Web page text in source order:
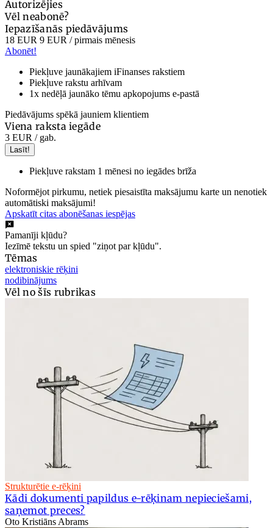
Autorizējies
Vēl neabonē?
Iepazīšanās piedāvājums
18 EUR 9 EUR / pirmais mēnesis
Abonēt!
Piekļuve jaunākajiem iFinanses rakstiem
Piekļuve rakstu arhīvam
1x nedēļā jaunāko tēmu apkopojums e-pastā
Piedāvājums spēkā jauniem klientiem
Viena raksta iegāde
3 EUR / gab.
Lasīt!
Piekļuve rakstam 1 mēnesi no iegādes brīža
Noformējot pirkumu, netiek piesaistīta maksājumu karte un nenotiek
automātiski maksājumi!
Apskatīt citas abonēšanas iespējas
Pamanīji kļūdu?
Iezīmē tekstu un spied "ziņot par kļūdu".
Tēmas
elektroniskie rēķini
nodibinājums
Vēl no šīs rubrikas
Strukturētie e-rēķini
Kādi dokumenti papildus e-rēķinam nepieciešami,
saņemot preces?
Oto Kristiāns Abrams